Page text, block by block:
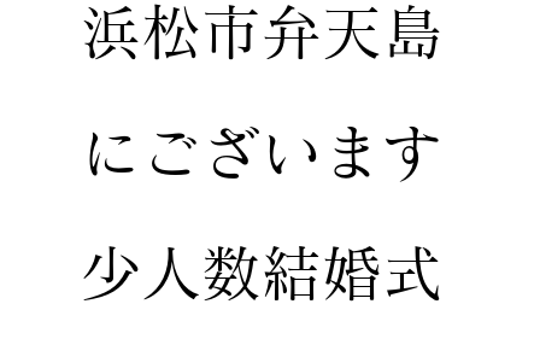
浜松市弁天島
にございます
少人数結婚式